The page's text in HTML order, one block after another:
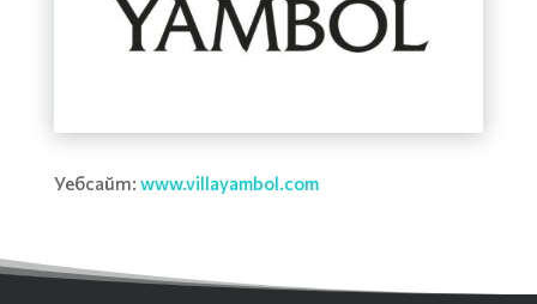
Уебсайт: www.villayambol.com